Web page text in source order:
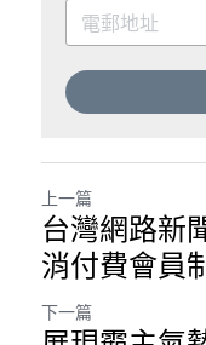
上一篇
台灣網路新
消付費會員
下一篇